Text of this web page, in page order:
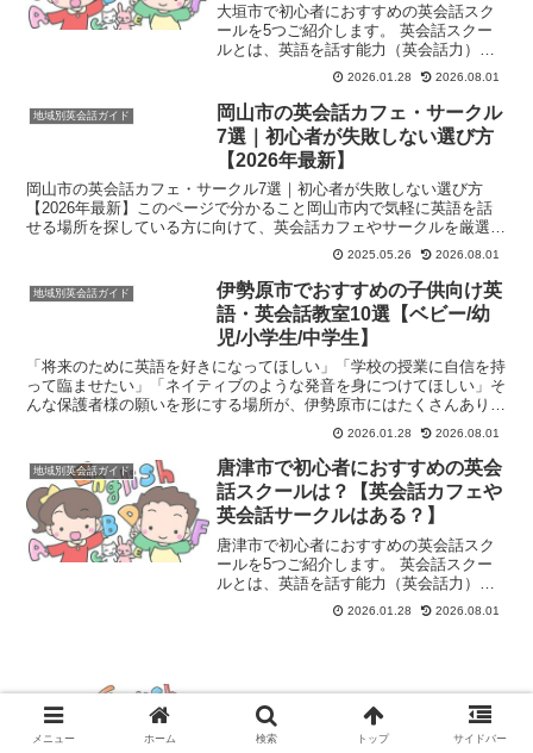
大垣市で初心者におすすめの英会話スク
ールを5つご紹介します。 英会話スクー
ルとは、英語を話す能力（英会話力）を
習得することを目的とした学習塾や教育
機関のことです。主に、英語でのコミュ
ニケーション能力を高めたいと考える
人々（学生、社会人、シニ...
2026.01.28 2026.08.01
地域別英会話ガイド
岡山市の英会話カフェ・サークル
7選｜初心者が失敗しない選び方
【2026年最新】
岡山市の英会話カフェ・サークル7選｜初心者が失敗しない選び方
【2026年最新】このページで分かること岡山市内で気軽に英語を話
せる場所を探している方に向けて、英会話カフェやサークルを厳選し
てご紹介します。料金、場所、初心者への向き不向きを比較...
2025.05.26 2026.08.01
地域別英会話ガイド
伊勢原市でおすすめの子供向け英
語・英会話教室10選【ベビー/幼
児/小学生/中学生】
「将来のために英語を好きになってほしい」「学校の授業に自信を持
って臨ませたい」「ネイティブのような発音を身につけてほしい」そ
んな保護者様の願いを形にする場所が、伊勢原市にはたくさんありま
す。神奈川県伊勢原市エリアには、独自のカリキュラムとア...
2026.01.28 2026.08.01
地域別英会話ガイド
唐津市で初心者におすすめの英会
話スクールは？【英会話カフェや
英会話サークルはある？】
唐津市で初心者におすすめの英会話スク
ールを5つご紹介します。 英会話スクー
ルとは、英語を話す能力（英会話力）を
習得することを目的とした学習塾や教育
機関のことです。主に、英語でのコミュ
2026.01.28 2026.08.01
海老名市で初心者におすすめの英会話ス
クールは？【英会話カフェや英会話サー
クルはある？】
メニュー ホーム 検索 トップ サイドバー